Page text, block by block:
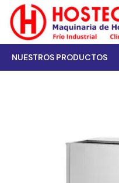
NUESTROS PRODUCTOS